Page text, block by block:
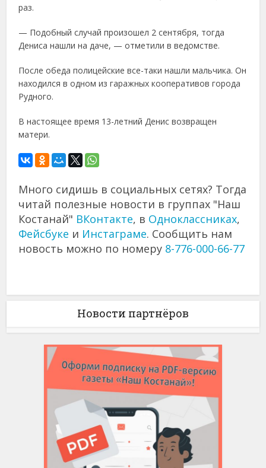
раз.
— Подобный случай произошел 2 сентября, тогда
Дениса нашли на даче, — отметили в ведомстве.
После обеда полицейские все-таки нашли мальчика. Он
находился в одном из гаражных кооперативов города
Рудного.
В настоящее время 13-летний Денис возвращен
матери.
Много сидишь в социальных сетях? Тогда
читай полезные новости в группах "Наш
Костанай" ВКонтакте, в Одноклассниках,
Фейсбуке и Инстаграме. Сообщить нам
новость можно по номеру 8-776-000-66-77
Новости партнёров